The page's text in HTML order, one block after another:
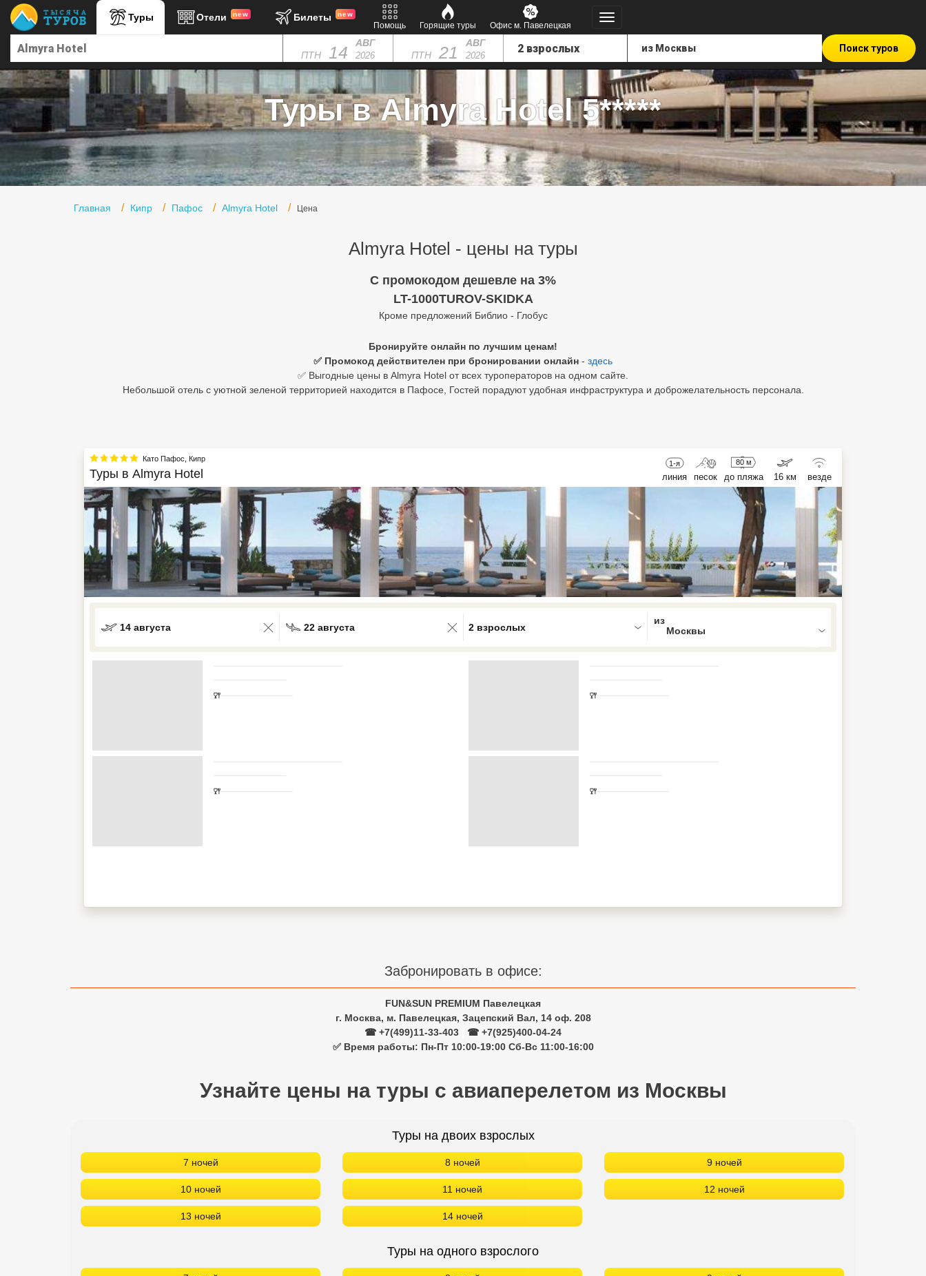
Туры Отели new Билеты new
Помощь Горящие туры Офис м. Павелецкая
ПТН 14 АВГ
2026 ПТН 21 АВГ
2026
Поиск туров
Туры в Almyra Hotel 5*****
Главная Кипр Пафос Almyra Hotel Цена
Almyra Hotel - цены на туры
C промокодом дешевле на 3%
LT-1000TUROV-SKIDKA
Кроме предложений Библио - Глобус
Бронируйте онлайн по лучшим ценам!
✅ Промокод действителен при бронировании онлайн - здесь
✅ Выгодные цены в Almyra Hotel от всех туроператоров на одном сайте.
Небольшой отель с уютной зеленой территорией находится в Пафосе, Гостей порадуют удобная инфраструктура и доброжелательность персонала.
Като Пафос Кипр
Туры в Almyra Hotel
1-я
линия песок
80 м
до пляжа 16 км везде
14 августа 22 августа
0 results available. Select is focused , press Down to open the menu,
2 взрослых
Забронировать в офисе:
FUN&SUN PREMIUM Павелецкая
г. Москва, м. Павелецкая, Зацепский Вал, 14 оф. 208
☎ +7(499)11-33-403
☎ +7(925)400-04-24
✅ Время работы: Пн-Пт 10:00-19:00 Сб-Вс 11:00-16:00
Узнайте цены на туры с авиаперелетом из Москвы
Туры на двоих взрослых
7 ночей 8 ночей 9 ночей
10 ночей 11 ночей 12 ночей
13 ночей 14 ночей
Туры на одного взрослого
Главная
Туры в Турцию
Туры в Египет
Туры в ОАЭ
Офис г. Москва
Северный Гоа
Сетевые отели Бали
Сетевые отели Сейшел
Сетевые отели Маврикия